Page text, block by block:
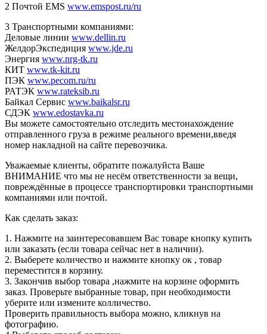
2 Почтой EMS www.emspost.ru/ru
3 Транспортными компаниями:
Деловые линии www.dellin.ru
ЖелдорЭкспедиция www.jde.ru
Энергия www.nrg-tk.ru
КИТ www.tk-kit.ru
ПЭК www.pecom.ru/ru
РАТЭК www.rateksib.ru
Байкал Сервис www.baikalsr.ru
СДЭК www.edostavka.ru
Вы можете самостоятельно отследить местонахождение
отправленного груза в режиме реального времени,введя
номер накладной на сайте перевозчика.
Уважаемые клиенты, обратите пожалуйста Ваше
ВНИМАНИЕ что мы не несём ответственности за вещи,
повреждённые в процессе транспортировки транспортными
компаниями или почтой.
Как сделать заказ:
1. Нажмите на заинтересовавшем Вас товаре кнопку купить
или заказать (если товара сейчас нет в наличии).
2. Выберете количество и нажмите кнопку ок , товар
переместится в корзину.
3. Закончив выбор товара ,нажмите на корзине оформить
заказ. Проверьте выбранные товар, при необходимости
уберите или измените колличество.
Проверить правильность выбора можно, кликнув на
фотографию.